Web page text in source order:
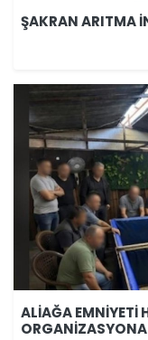
ŞAKRAN ARITMA
ALİAĞA EMNİYETİ